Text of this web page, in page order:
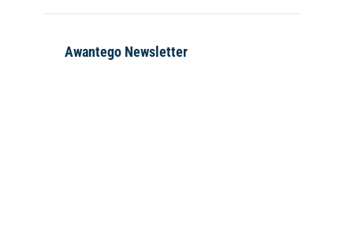
Awantego Newsletter